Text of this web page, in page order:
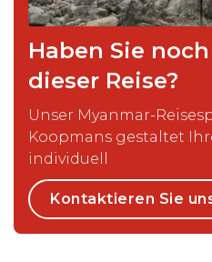
Haben Sie
dieser Reise?
Unser Myanmar-
Koopmans gestaltet
individuell
Kontaktieren Sie